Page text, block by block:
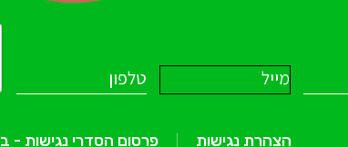
הצהרת נגישות פרסום הסדרי נגישות